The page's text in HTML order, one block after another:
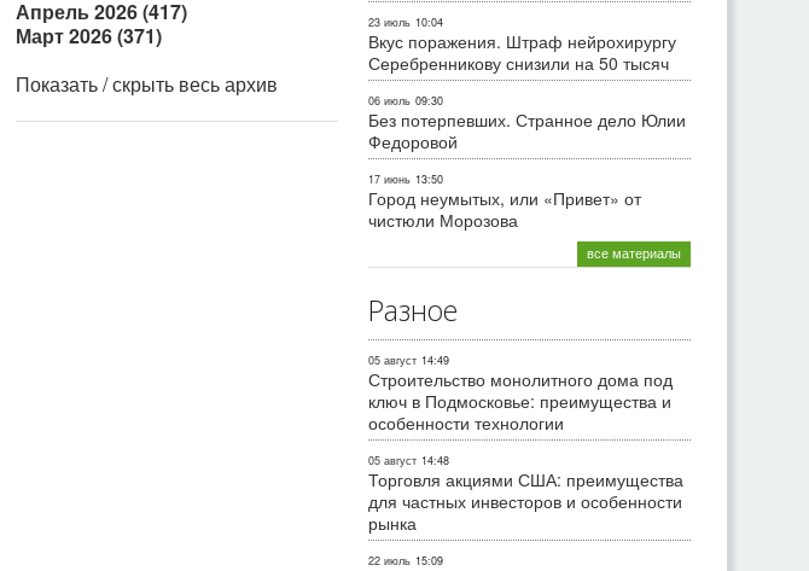
Апрель 2026 (417)
Март 2026 (371)
Показать / скрыть весь архив
23 июль 10:04
Вкус поражения. Штраф нейрохирургу
Серебренникову снизили на 50 тысяч
06 июль 09:30
Без потерпевших. Странное дело Юлии
Федоровой
17 июнь 13:50
Город неумытых, или «Привет» от
чистюли Морозова
все материалы
Разное
05 август 14:49
Строительство монолитного дома под
ключ в Подмосковье: преимущества и
особенности технологии
05 август 14:48
Торговля акциями США: преимущества
для частных инвесторов и особенности
рынка
22 июль 15:09